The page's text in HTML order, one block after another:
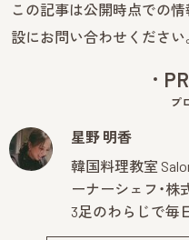
この記事は公開時点での情
設にお問い合わせください
プ
星野 明香
韓国料理教室
ーナーシェフ・
3足のわらじで毎